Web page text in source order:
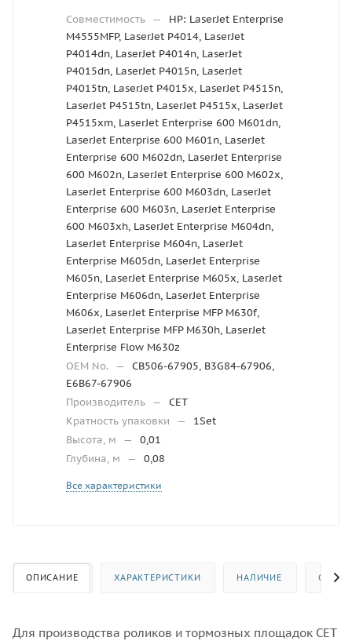
Совместимость —
HP: LaserJet Enterprise
M4555MFP, LaserJet P4014, LaserJet
P4014dn, LaserJet P4014n, LaserJet
P4015dn, LaserJet P4015n, LaserJet
P4015tn, LaserJet P4015x, LaserJet P4515n,
LaserJet P4515tn, LaserJet P4515x, LaserJet
P4515xm, LaserJet Enterprise 600 M601dn,
LaserJet Enterprise 600 M601n, LaserJet
Enterprise 600 M602dn, LaserJet Enterprise
600 M602n, LaserJet Enterprise 600 M602x,
LaserJet Enterprise 600 M603dn, LaserJet
Enterprise 600 M603n, LaserJet Enterprise
600 M603xh, LaserJet Enterprise M604dn,
LaserJet Enterprise M604n, LaserJet
Enterprise M605dn, LaserJet Enterprise
M605n, LaserJet Enterprise M605x, LaserJet
Enterprise M606dn, LaserJet Enterprise
M606x, LaserJet Enterprise MFP M630f,
LaserJet Enterprise MFP M630h, LaserJet
Enterprise Flow M630z
OEM No.
—
CB506-67905, B3G84-67906,
E6B67-67906
Производитель —
CET
Кратность упаковки
—
1Set
Высота, м
—
0,01
Глубина, м
— 0,08
Все характеристики
ОПИСАНИЕ ХАРАКТЕРИСТИКИ НАЛИЧИЕ
Для производства роликов и тормозных площадок CET